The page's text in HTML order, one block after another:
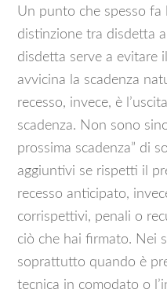
Un punto che spesso fa
distinzione tra disdetta
disdetta serve a evitare
avvicina la scadenza
recesso, invece, è
scadenza. Non sono
prossima scadenza” di
aggiuntivi se rispetti il
recesso anticipato,
corrispettivi, penali o
ciò che hai firmato. Nei
soprattutto quando è
tecnica in comodato o